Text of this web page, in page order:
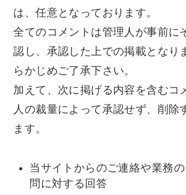
は、任意となっております。
全てのコメントは管理人が事前に
認し、承認した上での掲載となり
らかじめご了承下さい。
加えて、次に掲げる内容を含むコ
人の裁量によって承認せず、削除
ます。
当サイトからのご連絡や業務
問に対する回答